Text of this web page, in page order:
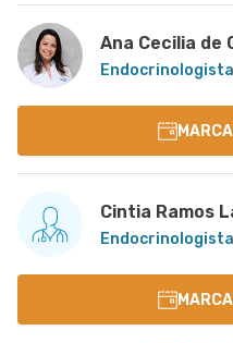
Ana Cecilia de
Endocrinologista
Cintia Ramos
Endocrinologista